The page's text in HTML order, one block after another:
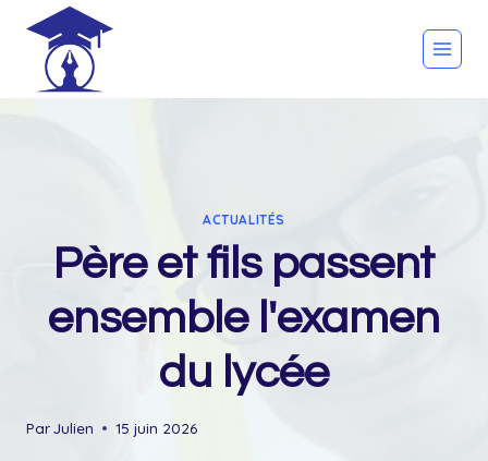
content
ACTUALITÉS
Père et fils passent
ensemble l'examen
du lycée
ParJulien 15 juin 2026